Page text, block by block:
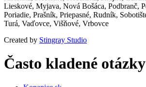
Created by Stingray Studio
Často kladené otázky